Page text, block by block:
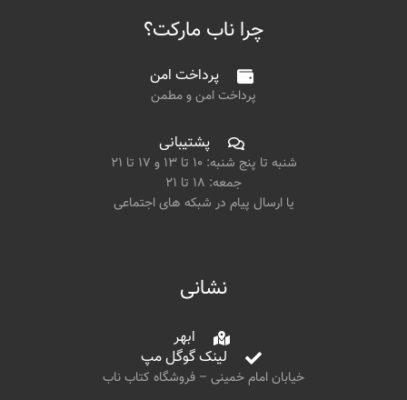
چرا ناب مارکت؟
پرداخت امن
پرداخت امن و مطمن
پشتیبانی
شنبه تا پنج شنبه: ۱۰ تا ۱۳ و ۱۷ تا ۲۱
جمعه: ۱۸ تا ۲۱
یا ارسال پیام در شبکه های اجتماعی
نشانی
ابهر
لینک گوگل مپ
خیابان امام خمینی – فروشگاه کتاب ناب